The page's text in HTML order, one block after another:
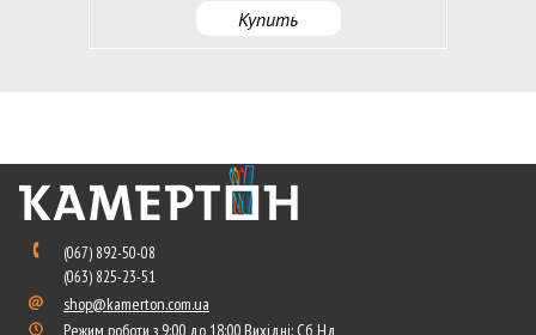
Купить
(067) 892-50-08
(063) 825-23-51
shop@kamerton.com.ua
Режим роботи з 9:00 до 18:00 Вихідні: Сб, Нд